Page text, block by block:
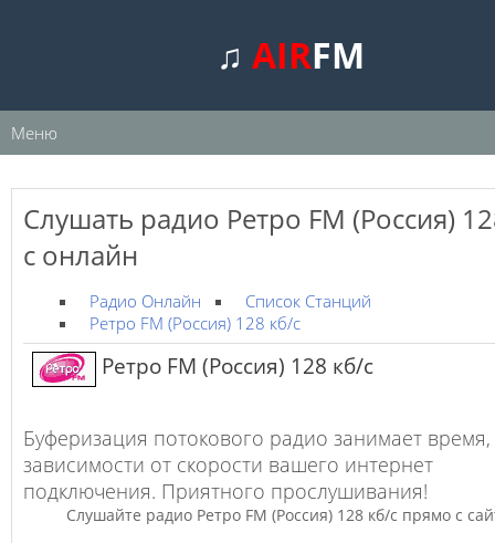
♫AIRFM
Меню
Слушать радио Ретро FM (Россия)
с онлайн
Радио Онлайн
Список Станций
Ретро FM (Россия) 128 кб/с
Ретро FM (Россия) 128 кб/с
Буферизация потокового радио занимает время,
зависимости от скорости вашего интернет
подключения. Приятного прослушивания!
Слушайте радио Ретро FM (Россия) 128 кб/с прямо с